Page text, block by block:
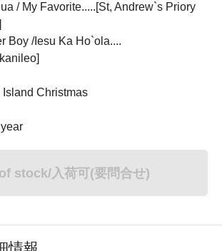
/ My Favorite.....[St, Andrew`s Priory
Boy /Iesu Ka Ho`ola....
Christmas
stock/入荷可(要問合せ)